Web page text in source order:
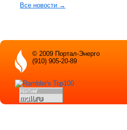
Все новости →
© 2009 Портал-Энерго
(910) 905-20-89